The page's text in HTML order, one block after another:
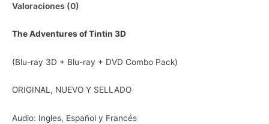
Valoraciones (0)
The Adventures of Tintin 3D
(Blu-ray 3D + Blu-ray + DVD Combo Pack)
ORIGINAL, NUEVO Y SELLADO
Audio: Ingles, Español y Francés